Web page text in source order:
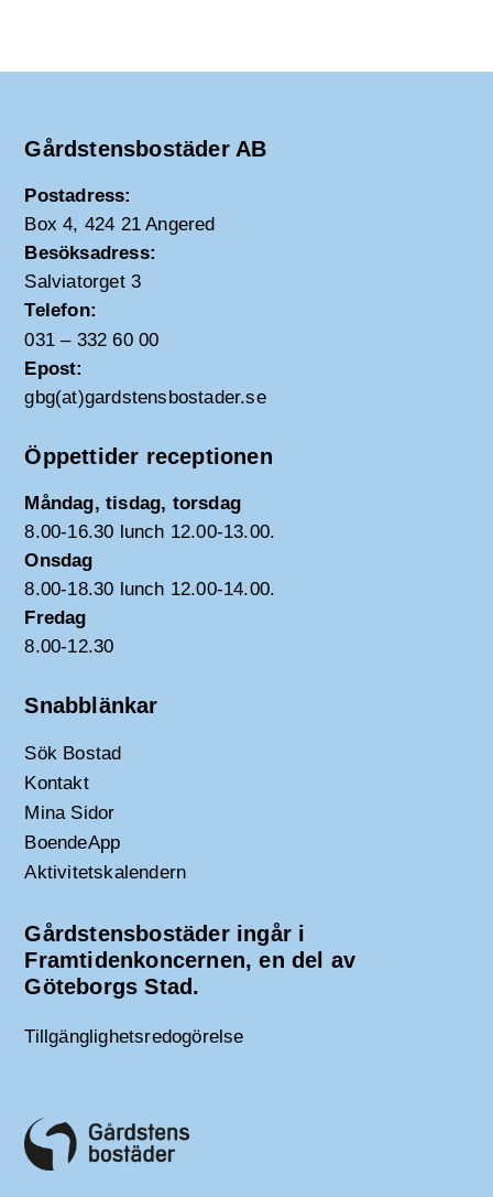
Gårdstensbostäder AB
Postadress:
Box 4, 424 21 Angered
Besöksadress:
Salviatorget 3
Telefon:
031 – 332 60 00
Epost:
gbg(at)gardstensbostader.se
Öppettider receptionen
Måndag, tisdag, torsdag
8.00-16.30 lunch 12.00-13.00.
Onsdag
8.00-18.30 lunch 12.00-14.00.
Fredag
8.00-12.30
Snabblänkar
Sök Bostad
Kontakt
Mina Sidor
BoendeApp
Aktivitetskalendern
Gårdstensbostäder ingår i
Framtidenkoncernen, en del av
Göteborgs Stad.
Tillgänglighetsredogörelse